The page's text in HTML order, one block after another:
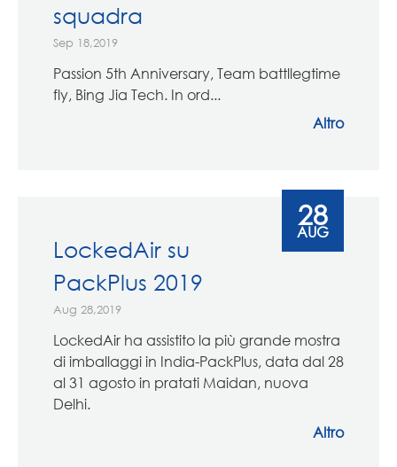
squadra
Sep 18,2019
Passion 5th Anniversary, Team battllegtime
fly, Bing Jia Tech. In ord...
Altro
LockedAir su
PackPlus 2019
Aug 28,2019
LockedAir ha assistito la più grande mostra
di imballaggi in India-PackPlus, data dal 28
al 31 agosto in pratati Maidan, nuova
Delhi.
Altro
28
AUG